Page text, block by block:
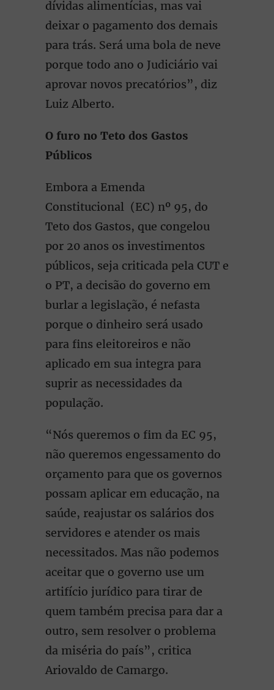
dívidas alimentícias, mas vai
deixar o pagamento dos demais
para trás. Será uma bola de neve
porque todo ano o Judiciário vai
aprovar novos precatórios”, diz
Luiz Alberto.
O furo no Teto dos Gastos
Públicos
Embora a Emenda
Constitucional (EC) nº 95, do
Teto dos Gastos, que congelou
por 20 anos os investimentos
públicos, seja criticada pela CUT e
o PT, a decisão do governo em
burlar a legislação, é nefasta
porque o dinheiro será usado
para fins eleitoreiros e não
aplicado em sua integra para
suprir as necessidades da
população.
“Nós queremos o fim da EC 95,
não queremos engessamento do
orçamento para que os governos
possam aplicar em educação, na
saúde, reajustar os salários dos
servidores e atender os mais
necessitados. Mas não podemos
aceitar que o governo use um
artifício jurídico para tirar de
quem também precisa para dar a
outro, sem resolver o problema
da miséria do país”, critica
Ariovaldo de Camargo.